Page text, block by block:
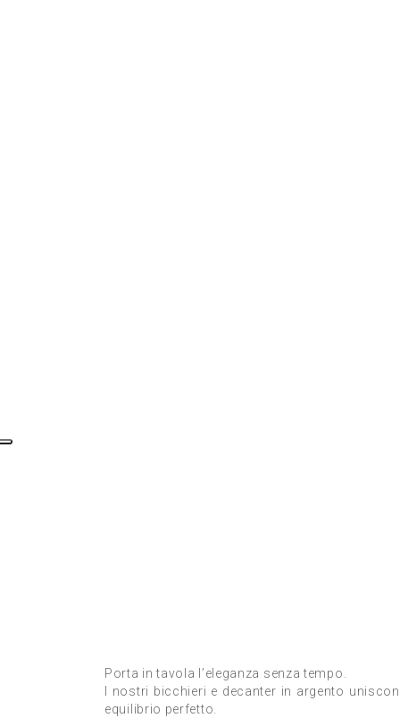
Porta in tavola l’eleganza senza tempo.
I nostri bicchieri e decanter in argento
equilibrio perfetto.